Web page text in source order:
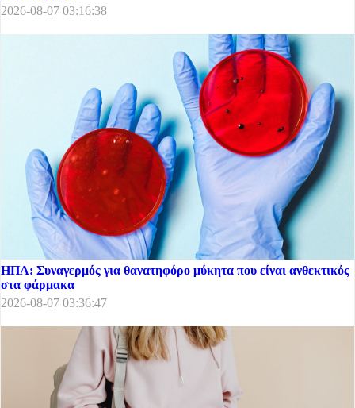
2026-08-07 03:16:38
ΗΠΑ: Συναγερμός για θανατηφόρο μύκητα που είναι ανθεκτικός
στα φάρμακα
2026-08-07 03:36:47